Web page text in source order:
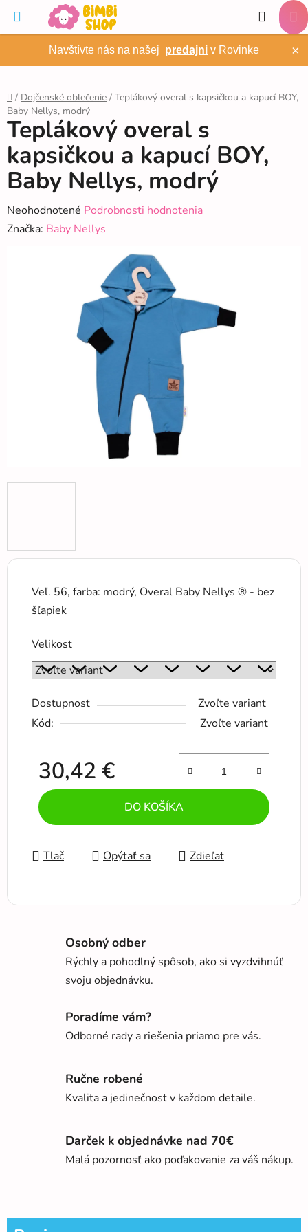
obsah
Navštívte nás na našej predajni v Rovinke ×
Hľadať
Domov
/ Dojčenské oblečenie / Teplákový overal s kapsičkou a kapucí BOY,
Baby Nellys, modrý
Veľ. 56, farba: modrý, Overal Baby Nellys ® - bez
šľapiek
Velikost
Dostupnosť
Zvoľte variant
Kód:
Zvoľte variant
30,42 €
Jednotková cena:
DO KOŠÍKA
Tlač Opýtať sa Zdieľať
Teplákový overal s
kapsičkou a kapucí BOY,
Baby Nellys, modrý
Priemerné
hodnotenie
Neohodnotené Podrobnosti hodnotenia
Značka: Baby Nellys
Osobný odber
Rýchly a pohodlný spôsob, ako si vyzdvihnúť
svoju objednávku.
Poradíme vám?
Odborné rady a riešenia priamo pre vás.
Ručne robené
Kvalita a jedinečnosť v každom detaile.
Darček k objednávke nad 70€
Malá pozornosť ako poďakovanie za váš nákup.